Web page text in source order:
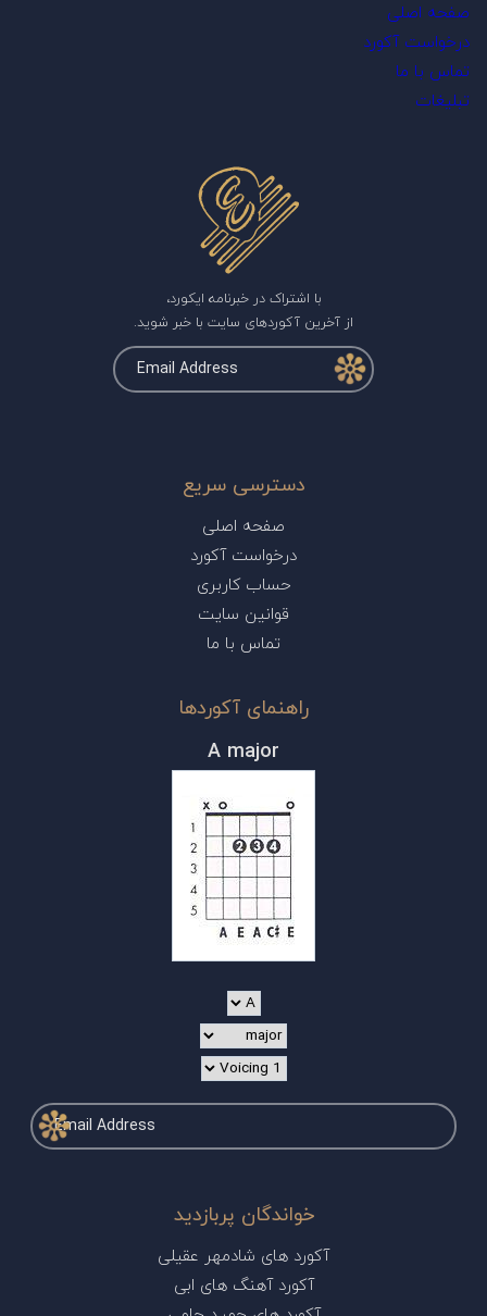
صفحه اصلی
درخواست آکورد
تماس با ما
تبلیغات
با اشتراک در خبرنامه ایکورد،
از آخرین آکوردهای سایت با خبر شوید.
دسترسی سریع
صفحه اصلی
درخواست آکورد
حساب کاربری
قوانین سایت
تماس با ما
راهنمای آکوردها
A major
خواندگان پربازدید
آکورد های شادمهر عقیلی
آکورد آهنگ های ابی